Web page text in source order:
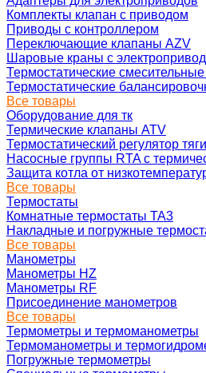
Комплекты клапан с приводом
Приводы с контроллером
Переключающие клапаны AZV
Шаровые краны с
Термостатические
Термостатические
Все товары
Оборудование для тк
Термические клапаны ATV
Термостатический регулятор
Насосные группы RTA с
Защита котла от
Все товары
Термостаты
Комнатные термостаты TA3
Накладные и погружные
Все товары
Манометры
Манометры HZ
Манометры RF
Присоединение манометров
Все товары
Термометры и термоманометры
Термоманометры и
Погружные термометры